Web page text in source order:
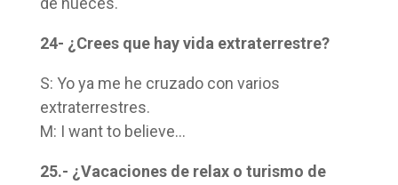
24- ¿Crees que hay vida extraterrestre?
S: Yo ya me he cruzado con varios
extraterrestres.
M: I want to believe…
25.- ¿Vacaciones de relax o turismo de